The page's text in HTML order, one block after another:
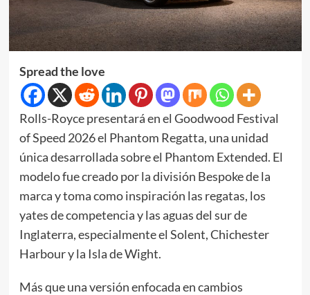
Spread the love
Rolls-Royce presentará en el Goodwood Festival
of Speed 2026 el Phantom Regatta, una unidad
única desarrollada sobre el Phantom Extended. El
modelo fue creado por la división Bespoke de la
marca y toma como inspiración las regatas, los
yates de competencia y las aguas del sur de
Inglaterra, especialmente el Solent, Chichester
Harbour y la Isla de Wight.
Más que una versión enfocada en cambios